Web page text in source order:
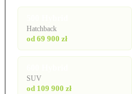
Hatchback
od 69 900 zł
SUV
od 109 900 zł